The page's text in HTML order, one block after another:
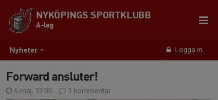
Nyheter Logga in
NYKÖPINGS SPORTKLUBB
A-lag
Forward ansluter!
6 maj, 12:00 1 kommentar